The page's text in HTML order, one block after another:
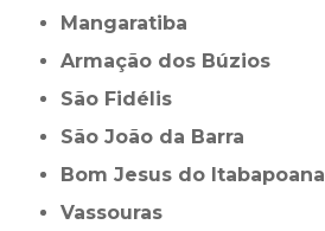
Mangaratiba
Armação dos Búzios
São Fidélis
São João da Barra
Bom Jesus do Itabapoana
Vassouras